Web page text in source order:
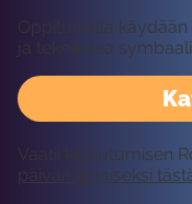
Oppitunnilla
ja tekniikkaa
Vaatii kirjautumisen
päivää ilmaiseksi